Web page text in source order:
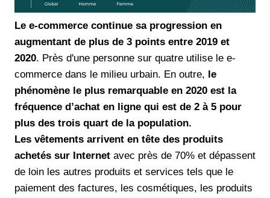
Le e-commerce continue sa progression en
augmentant de plus de 3 points entre 2019 et
2020. Près d'une personne sur quatre utilise le e-
commerce dans le milieu urbain. En outre, le
phénomène le plus remarquable en 2020 est la
fréquence d’achat en ligne qui est de 2 à 5 pour
plus des trois quart de la population.
Les vêtements arrivent en tête des produits
achetés sur Internet avec près de 70% et dépassent
de loin les autres produits et services tels que le
paiement des factures, les cosmétiques, les produits